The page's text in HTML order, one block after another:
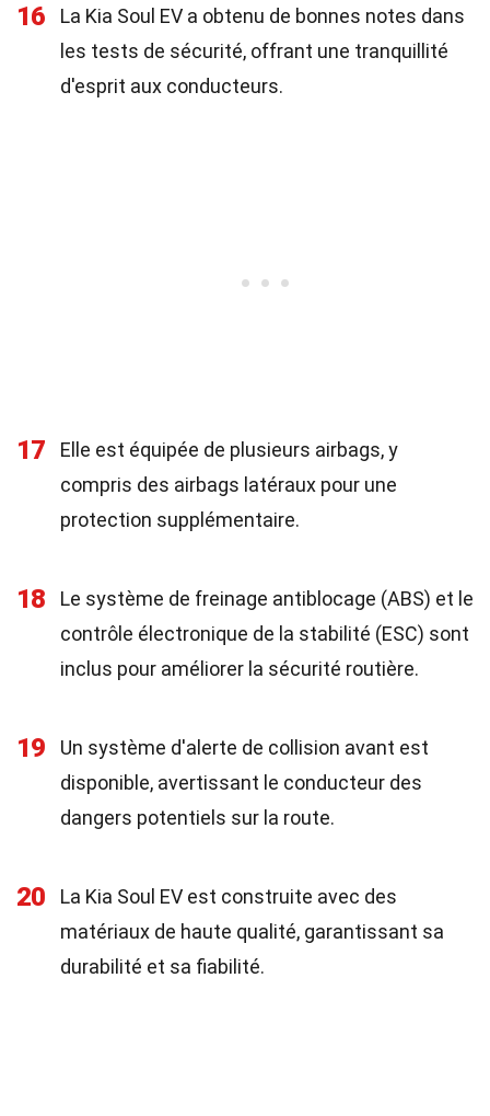
16
La Kia Soul EV a obtenu de bonnes notes dans
les tests de sécurité, offrant une tranquillité
d'esprit aux conducteurs.
17
Elle est équipée de plusieurs airbags, y
compris des airbags latéraux pour une
protection supplémentaire.
18
Le système de freinage antiblocage (ABS) et le
contrôle électronique de la stabilité (ESC) sont
inclus pour améliorer la sécurité routière.
19
Un système d'alerte de collision avant est
disponible, avertissant le conducteur des
dangers potentiels sur la route.
20
La Kia Soul EV est construite avec des
matériaux de haute qualité, garantissant sa
durabilité et sa fiabilité.